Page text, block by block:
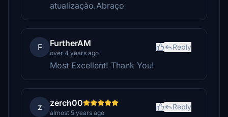
atualização.Abraço
F FurtherAM
over 4 years ago
Reply
Most Excellent! Thank You!
z zerch00
almost 5 years ago
Reply